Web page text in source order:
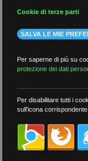
per data
più recenti
meno recenti
per tag
Cookie di terze parti
SALVA LE MIE
Per saperne di più su
protezione dei dati
Per disabilitare tutti i
sull'icona